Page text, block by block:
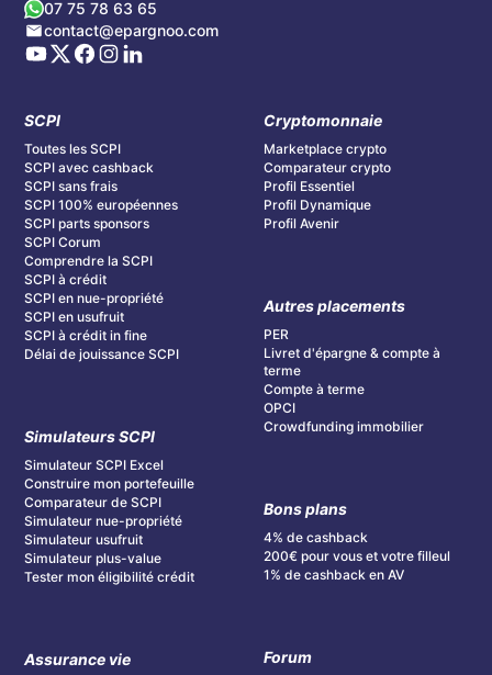
07 75 78 63 65
contact@epargnoo.com
SCPI
Toutes les SCPI
SCPI avec cashback
SCPI sans frais
SCPI 100% européennes
SCPI parts sponsors
SCPI Corum
Comprendre la SCPI
SCPI à crédit
SCPI en nue-propriété
SCPI en usufruit
SCPI à crédit in fine
Délai de jouissance SCPI
Simulateurs SCPI
Simulateur SCPI Excel
Construire mon portefeuille
Comparateur de SCPI
Simulateur nue-propriété
Simulateur usufruit
Simulateur plus-value
Tester mon éligibilité crédit
Assurance vie
Cryptomonnaie
Marketplace crypto
Comparateur crypto
Profil Essentiel
Profil Dynamique
Profil Avenir
Autres placements
PER
Livret d'épargne & compte à
terme
Compte à terme
OPCI
Crowdfunding immobilier
Bons plans
4% de cashback
200€ pour vous et votre filleul
1% de cashback en AV
Forum